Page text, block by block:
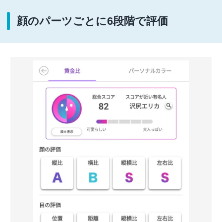
顔のパーツごとに6段階で評価